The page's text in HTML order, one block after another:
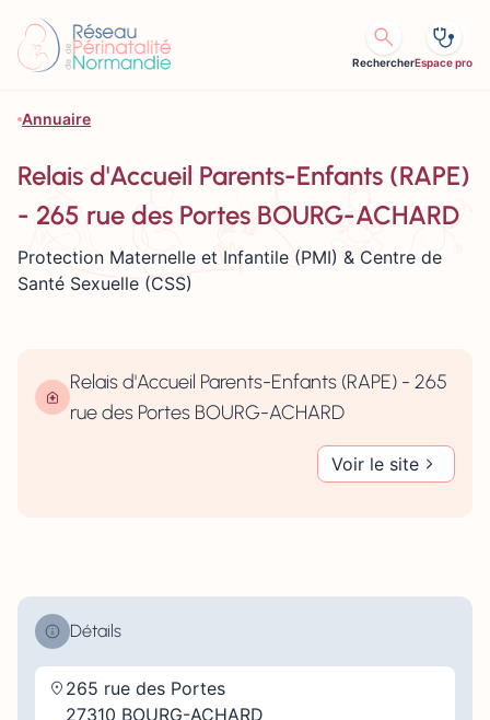
RechercherEspace pro
Annuaire
Relais d'Accueil Parents-Enfants (RAPE)
- 265 rue des Portes BOURG-ACHARD
Protection Maternelle et Infantile (PMI) & Centre de
Santé Sexuelle (CSS)
Relais d'Accueil Parents-Enfants (RAPE) - 265
rue des Portes BOURG-ACHARD
Voir le site
Détails
265 rue des Portes
27310 BOURG-ACHARD